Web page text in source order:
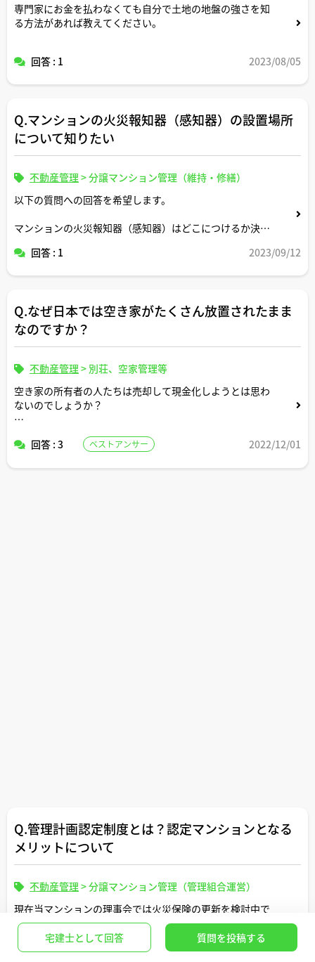
専門家にお金を払わなくても自分で土地の地盤の強さを知
る方法があれば教えてください。
回答 : 1 2023/08/05
Q.マンションの火災報知器（感知器）の設置場所
について知りたい
不動産管理 >分譲マンション管理（維持・修繕）
以下の質問への回答を希望します。
マンションの火災報知器（感知器）はどこにつけるか決ま
専有部分と廊下などの共用部分のそれぞれに設置義務が課
よろしくお願いします。
回答 : 1 2023/09/12
Q.なぜ日本では空き家がたくさん放置されたまま
なのですか？
不動産管理 > 別荘、空家管理等
空き家の所有者の人たちは売却して現金化しようとは思わ
ないのでしょうか？
せんが、放置しておく方が何か都合が良い理由などがある
回答 : 3 ベストアンサー 2022/12/01
Q.管理計画認定制度とは？認定マンションとなる
メリットについて
不動産管理 >分譲マンション管理（管理組合運営）
現在当マンションの理事会では火災保険の更新を検討中で
す。
最近「管理計画認定」を取得しているとマンション管理組
宅建士として回答 質問を投稿する